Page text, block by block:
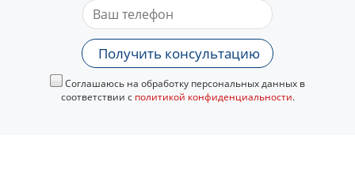
Получить консультацию
Соглашаюсь на обработку персональных данных в
соответствии с политикой конфиденциальности.